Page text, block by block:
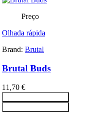
Preço
Olhada rápida
Brand: Brutal
Brutal Buds
11,70 €